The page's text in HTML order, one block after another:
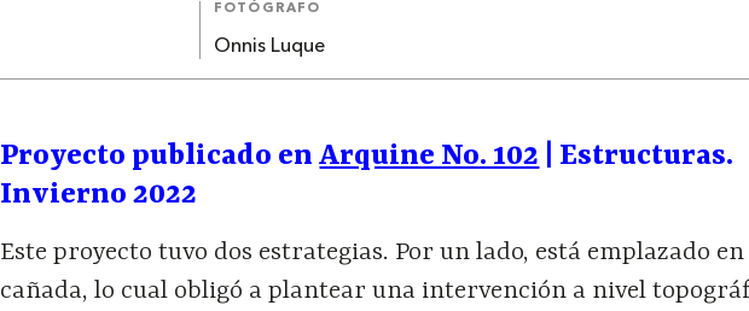
FOTÓGRAFO
Onnis Luque
Proyecto publicado enArquine No. 102 | Estructuras.
Invierno 2022
Este proyecto tuvo dos estrategias. Por un lado, está emplazado
cañada, lo cual obligó a plantear una intervención a nivel